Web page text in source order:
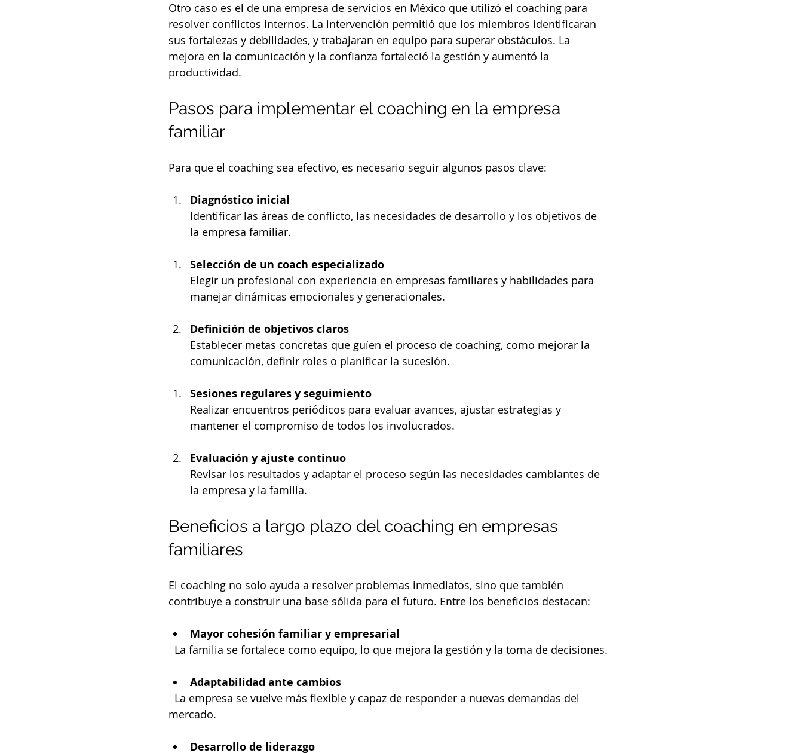
Otro caso es el de una empresa de servicios en México que utilizó el coaching para
resolver conflictos internos. La intervención permitió que los miembros identificaran
sus fortalezas y debilidades, y trabajaran en equipo para superar obstáculos. La
mejora en la comunicación y la confianza fortaleció la gestión y aumentó la
productividad.
Pasos para implementar el coaching en la empresa
familiar
Para que el coaching sea efectivo, es necesario seguir algunos pasos clave:
Diagnóstico inicial
Identificar las áreas de conflicto, las necesidades de desarrollo y los objetivos de
la empresa familiar.
Selección de un coach especializado
Elegir un profesional con experiencia en empresas familiares y habilidades para
manejar dinámicas emocionales y generacionales.
Definición de objetivos claros
Establecer metas concretas que guíen el proceso de coaching, como mejorar la
comunicación, definir roles o planificar la sucesión.
Sesiones regulares y seguimiento
Realizar encuentros periódicos para evaluar avances, ajustar estrategias y
mantener el compromiso de todos los involucrados.
Evaluación y ajuste continuo
Revisar los resultados y adaptar el proceso según las necesidades cambiantes de
la empresa y la familia.
Beneficios a largo plazo del coaching en empresas
familiares
El coaching no solo ayuda a resolver problemas inmediatos, sino que también
contribuye a construir una base sólida para el futuro. Entre los beneficios destacan:
Mayor cohesión familiar y empresarial
  La familia se fortalece como equipo, lo que mejora la gestión y la toma de decisiones.
Adaptabilidad ante cambios
mercado.
Desarrollo de liderazgo